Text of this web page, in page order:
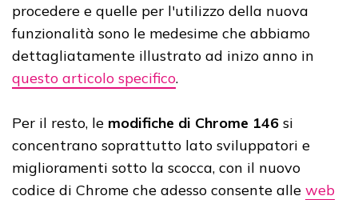
procedere e quelle per l'utilizzo della nuova
funzionalità sono le medesime che abbiamo
dettagliatamente illustrato ad inizo anno in
questo articolo specifico.
Per il resto, le modifiche di Chrome 146 si
concentrano soprattutto lato sviluppatori e
miglioramenti sotto la scocca, con il nuovo
codice di Chrome che adesso consente alle web